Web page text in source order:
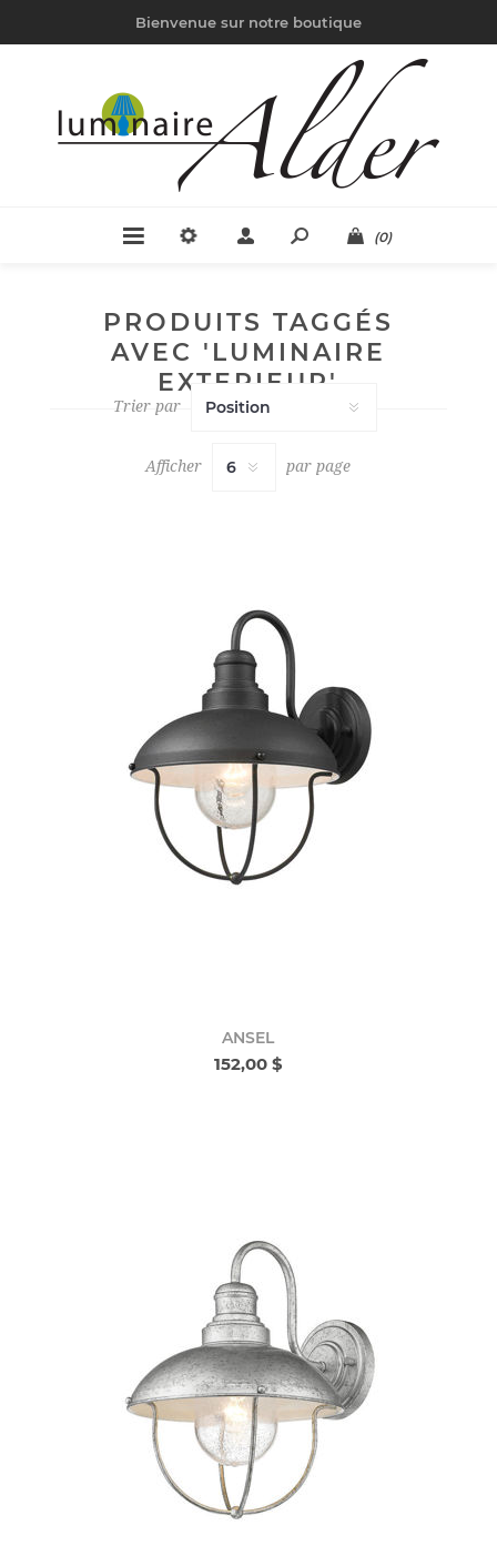
Bienvenue sur notre boutique
(0)
PRODUITS TAGGÉS
AVEC 'LUMINAIRE
EXTERIEUR'
Trier par
Afficher par page
ANSEL
152,00 $